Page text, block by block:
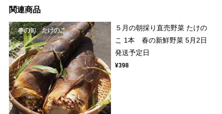
関連商品
５月の朝採り直売野菜 たけの
こ 1本 春の新鮮野菜 5月2日
発送予定日
¥398